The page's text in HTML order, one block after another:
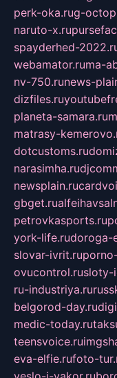
perk-oka.rug-
naruto-x.ru
spayderhed-
webamator.ruma-
nv-750.runews-
dizfiles.ru
planeta-samara.ru
matrasy-
dotcustoms.ru
narasimha.ru
newsplain.ru
gbget.ru
petrovkasports.ru
york-life.rudoroga-
slovar-ivrit.ru
ovucontrol.rusloty-
ru-industriya.ru
belgorod-day.ru
medic-today.ru
teensvoice.ru
eva-elfie.rufoto-